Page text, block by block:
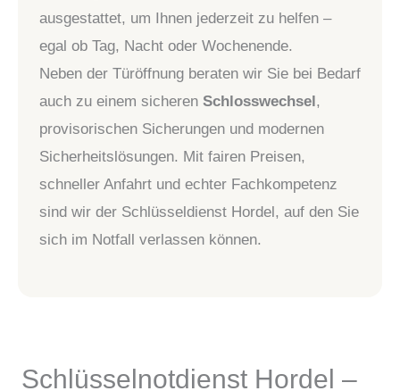
ausgestattet, um Ihnen jederzeit zu helfen –
egal ob Tag, Nacht oder Wochenende.
Neben der Türöffnung beraten wir Sie bei Bedarf
auch zu einem sicheren Schlosswechsel,
provisorischen Sicherungen und modernen
Sicherheitslösungen. Mit fairen Preisen,
schneller Anfahrt und echter Fachkompetenz
sind wir der Schlüsseldienst Hordel, auf den Sie
sich im Notfall verlassen können.
Schlüsselnotdienst Hordel –